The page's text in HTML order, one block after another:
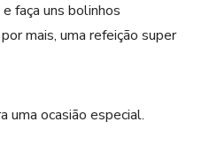
faça uns bolinhos
mais, uma refeição super
uma ocasião especial.